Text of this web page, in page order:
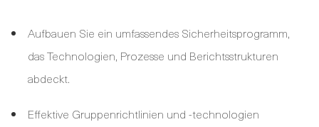
Aufbauen Sie ein umfassendes Sicherheitsprogramm,
das Technologien, Prozesse und Berichtsstrukturen
abdeckt.
Effektive Gruppenrichtlinien und -technologien